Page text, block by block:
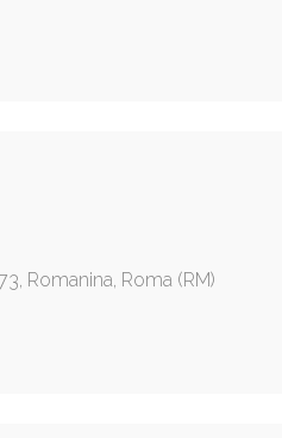
Romanina, Roma (RM)